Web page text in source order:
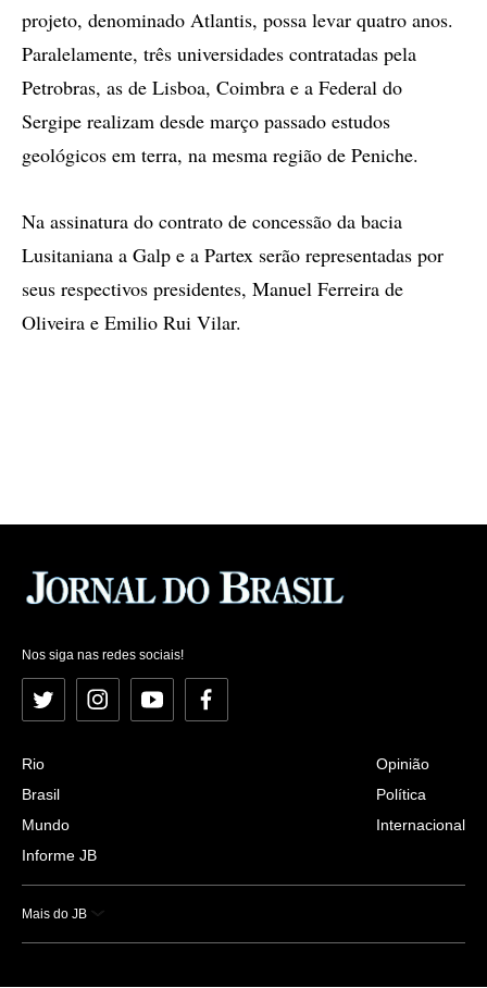
projeto, denominado Atlantis, possa levar quatro anos.
Paralelamente, três universidades contratadas pela
Petrobras, as de Lisboa, Coimbra e a Federal do
Sergipe realizam desde março passado estudos
geológicos em terra, na mesma região de Peniche.
Na assinatura do contrato de concessão da bacia
Lusitaniana a Galp e a Partex serão representadas por
seus respectivos presidentes, Manuel Ferreira de
Oliveira e Emilio Rui Vilar.
Nos siga nas redes sociais!
Twitter InstagramYouTubeFacebook
Rio
Brasil
Mundo
Informe JB
Opinião
Política
Internacional
Mais do JB
Esportes